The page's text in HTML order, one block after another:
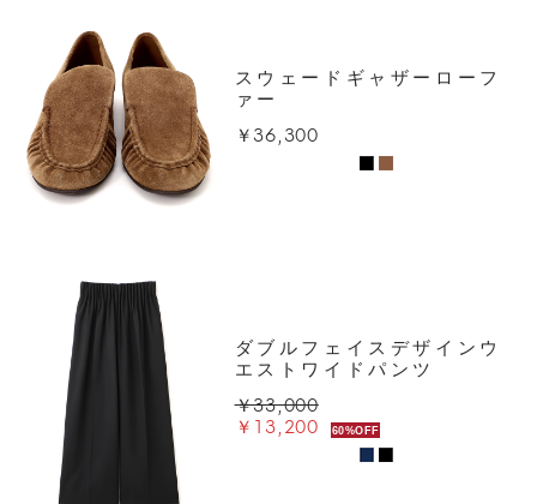
スウェードギャザーローフ
ァー
￥36,300
ダブルフェイスデザインウ
エストワイドパンツ
￥33,000
￥13,200 60%OFF